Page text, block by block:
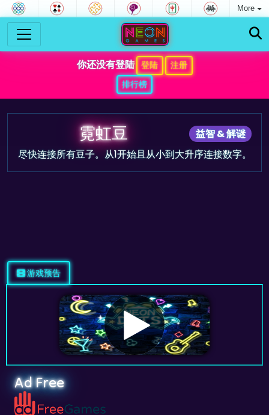
More
你还没有登陆 登陆
注册
排行榜
益智 & 解谜
霓虹豆
尽快连接所有豆子。从1开始且从小到大升序连接数字。
Ad Free
Do you want to play this game without ads?